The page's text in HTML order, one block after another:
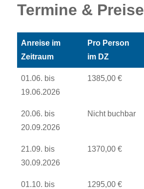
Termine & Preise
Anreise im
Zeitraum
Pro Person
im DZ
01.06. bis
19.06.2026
1385,00 €
20.06. bis
20.09.2026
Nicht buchbar
21.09. bis
30.09.2026
1370,00 €
01.10. bis
1295,00 €